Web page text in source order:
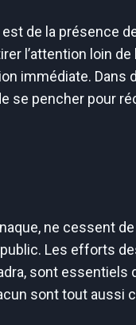
de la présence
l’attention loin de
immédiate. Dans
se pencher pour
ne cessent
Les efforts
sont essentiels
sont tout aussi